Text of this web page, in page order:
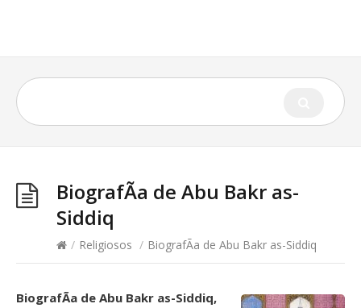
BiografÃ­a de Abu Bakr as-
Siddiq
/ Religiosos / BiografÃ­a de Abu Bakr as-Siddiq
BiografÃ­a de Abu Bakr as-Siddiq,